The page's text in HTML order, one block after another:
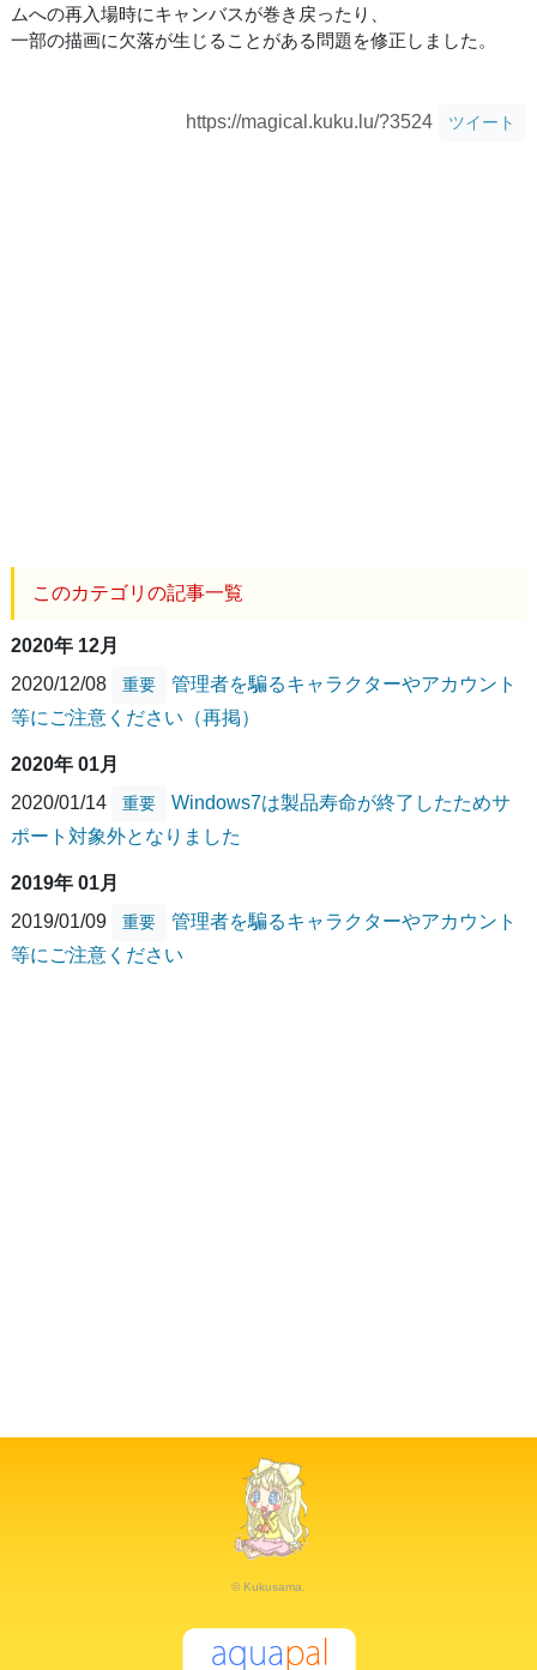
ムへの再入場時にキャンバスが巻き戻ったり、
一部の描画に欠落が生じることがある問題を修正しました。
https://magical.kuku.lu/?3524 ツイート
このカテゴリの記事一覧
2020年 12月
2020/12/08
重要
管理者を騙るキャラクターやアカウント
等にご注意ください（再掲）
2020年 01月
2020/01/14
重要
Windows7は製品寿命が終了したためサ
ポート対象外となりました
2019年 01月
2019/01/09
重要
管理者を騙るキャラクターやアカウント
等にご注意ください
© Kukusama.